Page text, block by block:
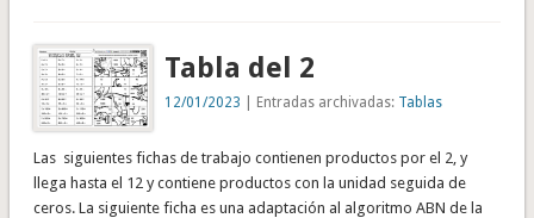
Tabla del 2
12/01/2023 | Entradas archivadas: Tablas
Las siguientes fichas de trabajo contienen productos por el 2, y
llega hasta el 12 y contiene productos con la unidad seguida de
ceros. La siguiente ficha es una adaptación al algoritmo ABN de la